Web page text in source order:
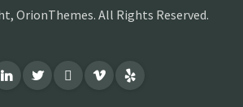
OrionThemes. All Rights Reserved.